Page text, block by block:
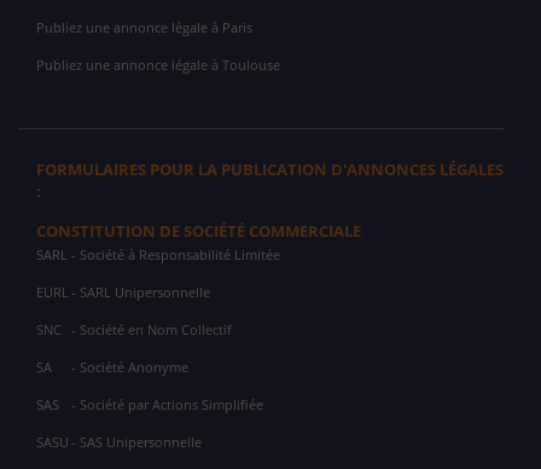
Publiez une annonce légale à Paris
Publiez une annonce légale à Toulouse
FORMULAIRES POUR LA PUBLICATION D'ANNONCES LÉGALES
:
CONSTITUTION DE SOCIÉTÉ COMMERCIALE
SARL - Société à Responsabilité Limitée
EURL - SARL Unipersonnelle
SNC - Société en Nom Collectif
SA - Société Anonyme
SAS - Société par Actions Simplifiée
SASU - SAS Unipersonnelle